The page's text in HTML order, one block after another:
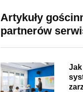
Artykuły
partnerów